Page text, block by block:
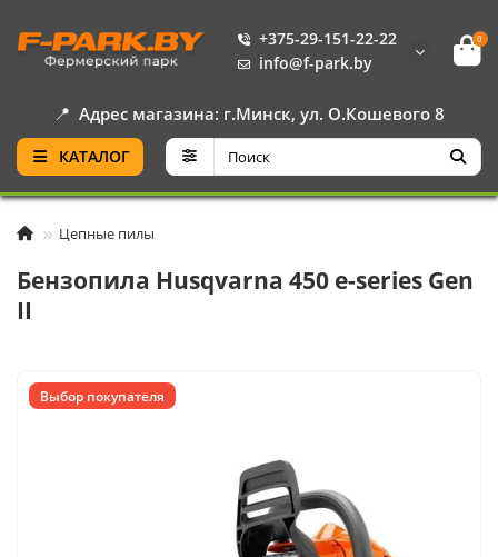
+375-29-151-22-22
info@f-park.by
0
📍 Адрес магазина: г.Минск, ул. О.Кошевого 8
КАТАЛОГ
Цепные пилы
Бензопила Husqvarna 450 e-series Gen
II
Выбор покупателя